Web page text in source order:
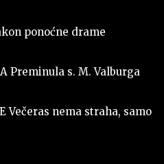
ponoćne drame
Preminula s. M. Valburga
Večeras nema straha, samo